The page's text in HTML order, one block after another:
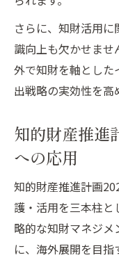
さらに、知財活用
識向上も欠かせま
外で知財を軸とし
出戦略の実効性を高
知的財産推進
への応用
知的財産推進計画
護・活用を三本柱
略的な知財マネジ
に、海外展開を目